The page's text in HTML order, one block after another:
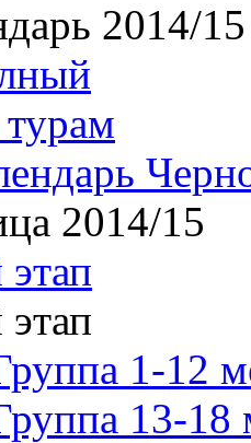
2014/15
2014/15
этап
1-12
13-18